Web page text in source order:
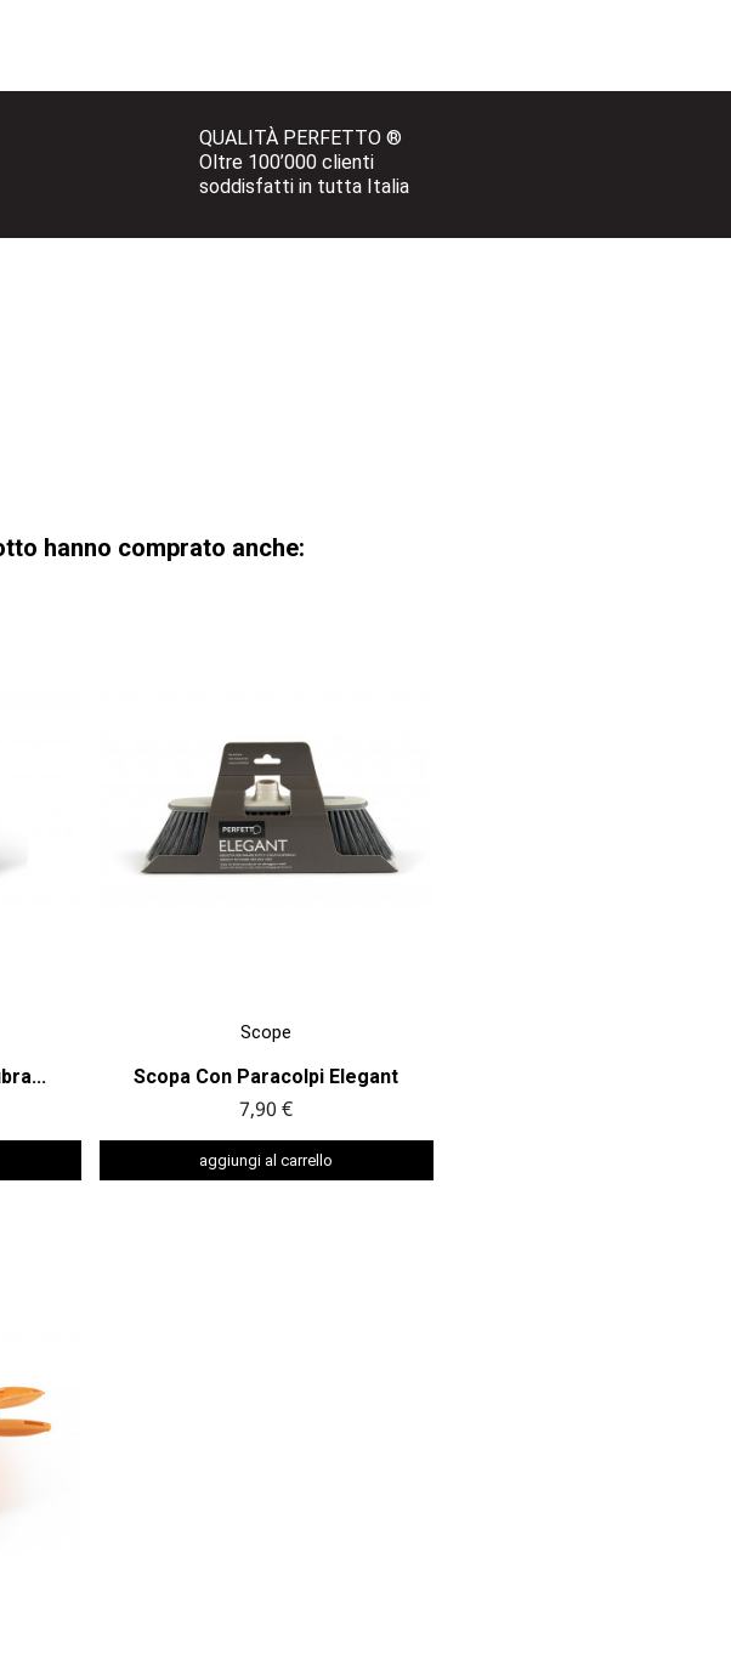
QUALITÀ PERFETTO ®
Oltre 100’000 clienti
soddisfatti in tutta Italia
hanno comprato anche:
Scope
Scopa Con Paracolpi Elegant
7,90 €
aggiungi al carrello
ANTEPRIMA